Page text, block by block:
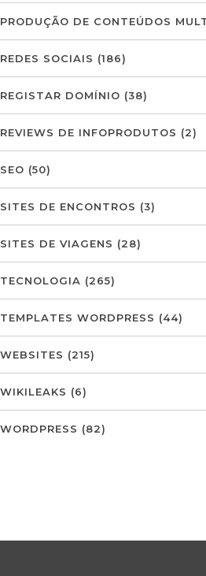
PRODUÇÃO DE CONTEÚDOS
REDES SOCIAIS (186)
REGISTAR DOMÍNIO (38)
REVIEWS DE INFOPRODUTOS (2)
SEO (50)
SITES DE ENCONTROS (3)
SITES DE VIAGENS (28)
TECNOLOGIA (265)
TEMPLATES WORDPRESS (44)
WEBSITES (215)
WIKILEAKS (6)
WORDPRESS (82)